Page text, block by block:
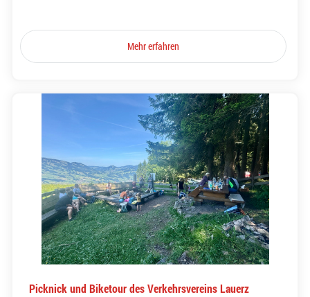
Mehr erfahren
Picknick und Biketour des Verkehrsvereins Lauerz